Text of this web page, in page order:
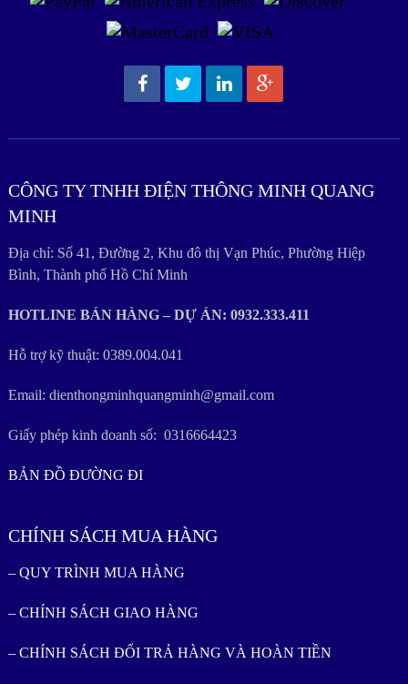
CÔNG TY TNHH ĐIỆN THÔNG MINH QUANG
MINH
Địa chỉ: Số 41, Đường 2, Khu đô thị Vạn Phúc, Phường Hiệp
Bình, Thành phố Hồ Chí Minh
HOTLINE BÁN HÀNG – DỰ ÁN: 0932.333.411
Hỗ trợ kỹ thuật: 0389.004.041
Email: dienthongminhquangminh@gmail.com
Giấy phép kinh doanh số: 0316664423
BẢN ĐỒ ĐƯỜNG ĐI
CHÍNH SÁCH MUA HÀNG
– QUY TRÌNH MUA HÀNG
– CHÍNH SÁCH GIAO HÀNG
– CHÍNH SÁCH ĐỔI TRẢ HÀNG VÀ HOÀN TIỀN